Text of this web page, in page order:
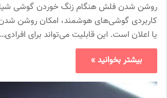
روشن شدن فلش هنگام زنگ خوردن گوشی
کاربردی گوشی‌های هوشمند، امکان روشن
یا اعلان است. این قابلیت می‌تواند برای افرادی…
بیشتر بخوانید »